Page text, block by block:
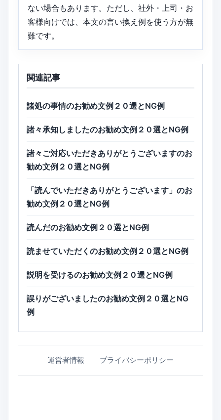
ない場合もあります。ただし、社外・上司・お
客様向けでは、本文の言い換え例を使う方が無
難です。
関連記事
諸処の事情のお勧め文例２０選とNG例
諸々承知しましたのお勧め文例２０選とNG例
諸々ご対応いただきありがとうございますのお
勧め文例２０選とNG例
「読んでいただきありがとうございます」のお
勧め文例２０選とNG例
読んだのお勧め文例２０選とNG例
読ませていただくのお勧め文例２０選とNG例
説明を受けるのお勧め文例２０選とNG例
誤りがございましたのお勧め文例２０選とNG
例
運営者情報 ｜ プライバシーポリシー